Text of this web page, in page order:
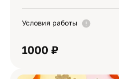
Условия работы
1000 ₽